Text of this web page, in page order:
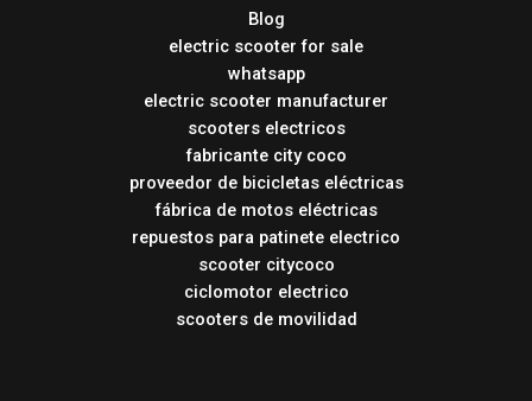
Blog
electric scooter for sale
whatsapp
electric scooter manufacturer
scooters electricos
fabricante city coco
proveedor de bicicletas eléctricas
fábrica de motos eléctricas
repuestos para patinete electrico
scooter citycoco
ciclomotor electrico
scooters de movilidad